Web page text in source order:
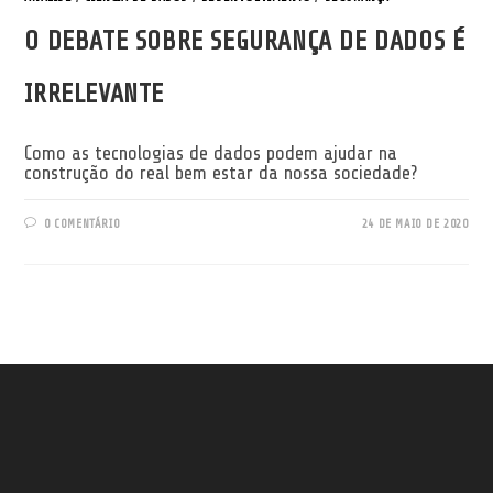
O DEBATE SOBRE SEGURANÇA DE DADOS É
IRRELEVANTE
Como as tecnologias de dados podem ajudar na
construção do real bem estar da nossa sociedade?
0 COMENTÁRIO 24 DE MAIO DE 2020